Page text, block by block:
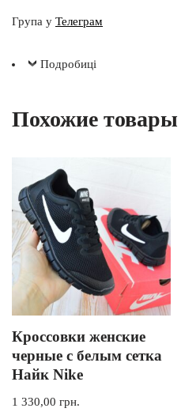
Група у Телеграм
Подробиці
Похожие товары
Кроссовки женские
черные с белым сетка
Найк Nike
1 330,00 грн.